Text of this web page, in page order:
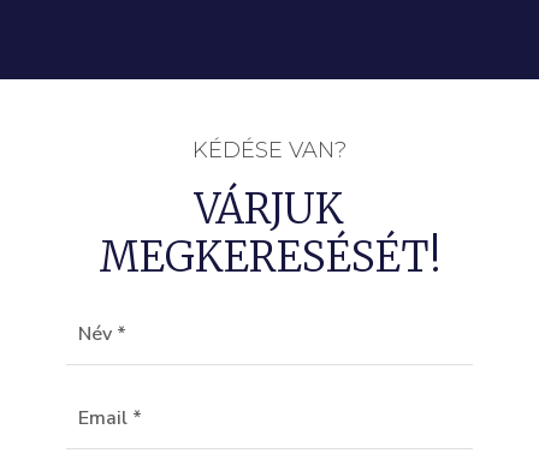
KÉDÉSE VAN?
VÁRJUK
MEGKERESÉSÉT!